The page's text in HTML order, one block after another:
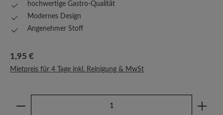
hochwertige Gastro-Qualität
Modernes Design
Angenehmer Stoff
Regulärer Preis:
1,95 €
Mietpreis für 4 Tage inkl. Reinigung & MwSt
Produkt Anzahl: Gib den gewünschten Wert ein